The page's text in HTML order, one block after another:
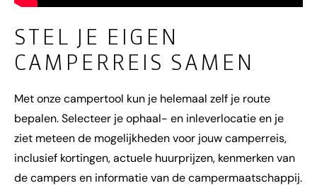
STEL JE EIGEN
CAMPERREIS SAMEN
Met onze campertool kun je helemaal zelf je route
bepalen. Selecteer je ophaal- en inleverlocatie en je
ziet meteen de mogelijkheden voor jouw camperreis,
inclusief kortingen, actuele huurprijzen, kenmerken van
de campers en informatie van de campermaatschappij.